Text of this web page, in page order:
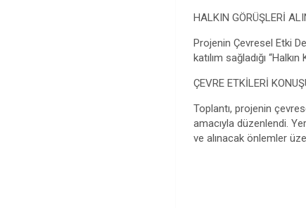
HALKIN GÖRÜŞLERİ
Projenin Çevresel Etki
katılım sağladığı
ÇEVRE ETKİLERİ
Toplantı, projenin
amacıyla düzenlendi.
ve alınacak önlemler